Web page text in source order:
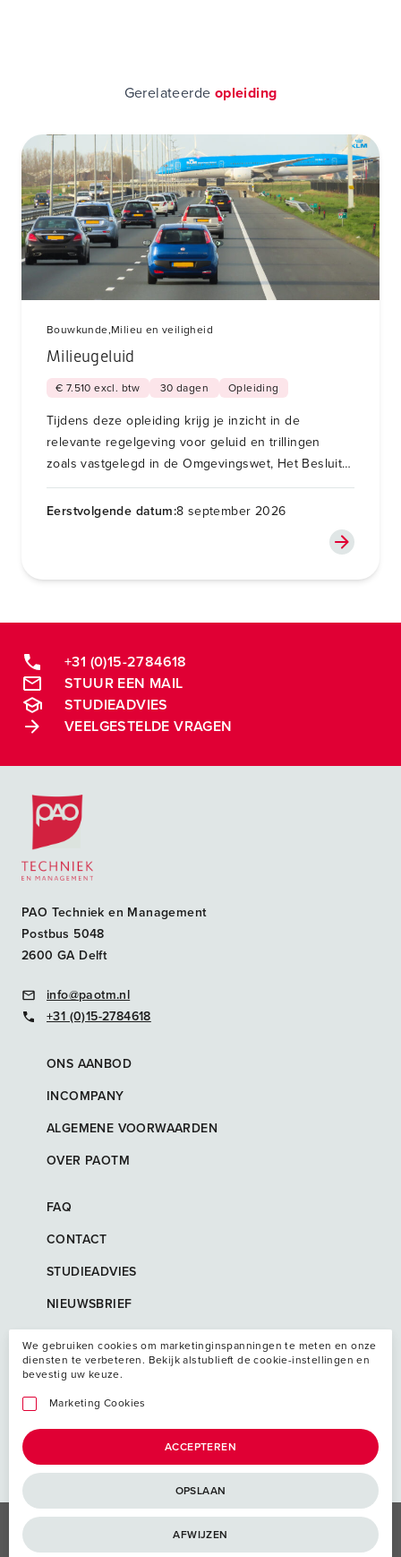
Gerelateerde opleiding
Bouwkunde,Milieu en veiligheid
Milieugeluid
€ 7.510 excl. btw 30 dagen Opleiding
Tijdens deze opleiding krijg je inzicht in de
relevante regelgeving voor geluid en trillingen
zoals vastgelegd in de Omgevingswet, Het Besluit
Bouwwerken Leefomgeving en NEN normen.
Eerstvolgende datum:8 september 2026
+31 (0)15-2784618
STUUR EEN MAIL
STUDIEADVIES
VEELGESTELDE VRAGEN
Postacademische cursussen, leergangen en opleidingen
PAO Techniek en Management
Postbus 5048
2600 GA Delft
info@paotm.nl
+31 (0)15-2784618
ONS AANBOD
INCOMPANY
ALGEMENE VOORWAARDEN
OVER PAOTM
FAQ
CONTACT
STUDIEADVIES
NIEUWSBRIEF
Algemene voorwaarden
Privacy
We gebruiken cookies om marketinginspanningen te meten en onze
diensten te verbeteren. Bekijk alstublieft de cookie-instellingen en
bevestig uw keuze.
Marketing Cookies
ACCEPTEREN
OPSLAAN
AFWIJZEN